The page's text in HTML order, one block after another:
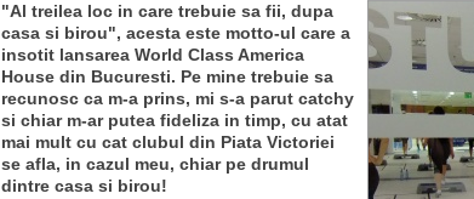
"Al treilea loc in care trebuie sa fii, dupa
casa si birou", acesta este motto-ul care a
insotit lansarea World Class America
House din Bucuresti. Pe mine trebuie sa
recunosc ca m-a prins, mi s-a parut catchy
si chiar m-ar putea fideliza in timp, cu atat
mai mult cu cat clubul din Piata Victoriei
se afla, in cazul meu, chiar pe drumul
dintre casa si birou!